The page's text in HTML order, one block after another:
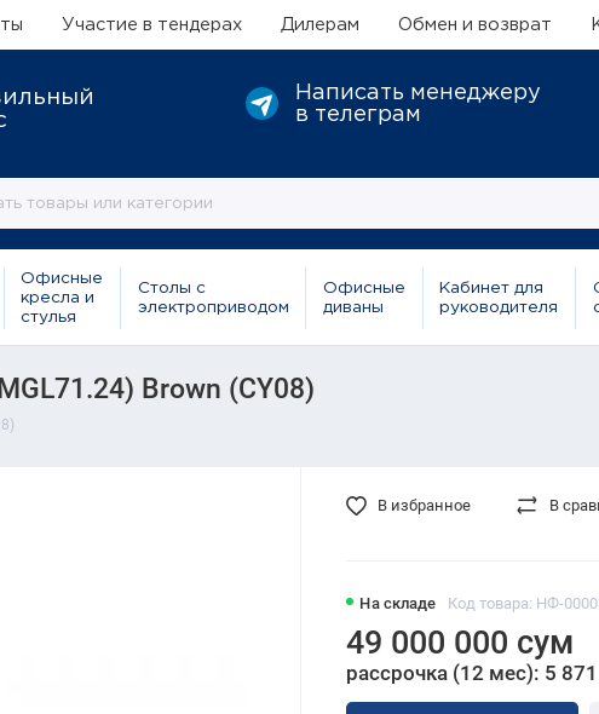
Участие в тендерах Дилерам Обмен и возврат
Написать менеджеру
в телеграм
Офисные
кресла и
стулья
Столы с
электроприводом
Офисные
диваны
Кабинет для
руководителя
Brown (CY08)
На складе Код товара: НФ-
49 000 000 сум
рассрочка (12 мес): 5
В избранное В